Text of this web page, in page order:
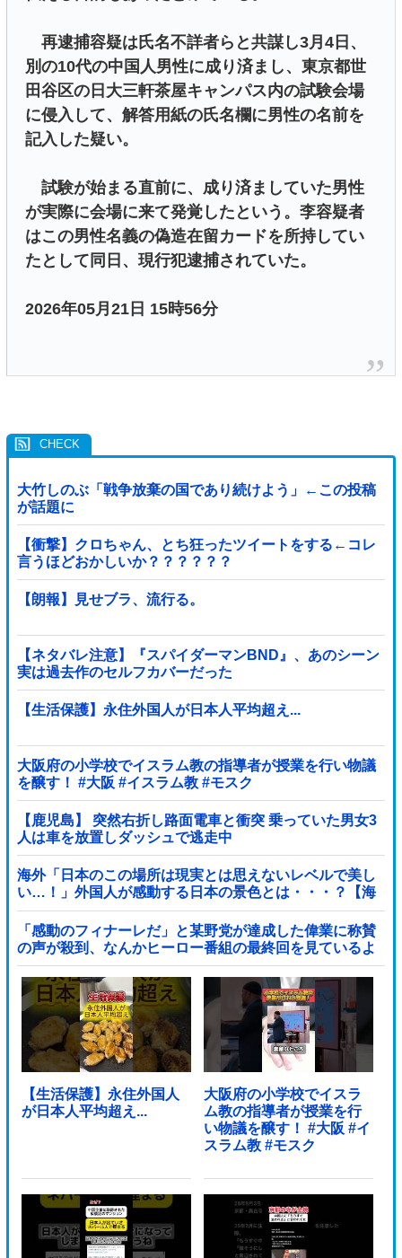
再逮捕容疑は氏名不詳者らと共謀し3月4日、
別の10代の中国人男性に成り済まし、東京都世
田谷区の日大三軒茶屋キャンパス内の試験会場
に侵入して、解答用紙の氏名欄に男性の名前を
記入した疑い。
試験が始まる直前に、成り済ましていた男性
が実際に会場に来て発覚したという。李容疑者
はこの男性名義の偽造在留カードを所持してい
たとして同日、現行犯逮捕されていた。
2026年05月21日 15時56分
大竹しのぶ「戦争放棄の国であり続けよう」←この投稿
が話題に
【衝撃】クロちゃん、とち狂ったツイートをする←コレ
言うほどおかしいか？？？？？？
【朗報】見せブラ、流行る。
【ネタバレ注意】『スパイダーマンBND』、あのシーン
実は過去作のセルフカバーだった
【生活保護】永住外国人が日本人平均超え...
大阪府の小学校でイスラム教の指導者が授業を行い物議
を醸す！ #大阪 #イスラム教 #モスク
【鹿児島】 突然右折し路面電車と衝突 乗っていた男女3
人は車を放置しダッシュで逃走中
海外「日本のこの場所は現実とは思えないレベルで美し
い…！」外国人が感動する日本の景色とは・・・？【海
外の反応】
「感動のフィナーレだ」と某野党が達成した偉業に称賛
の声が殺到、なんかヒーロー番組の最終回を見ているよ
うな気分に……他
【生活保護】永住外国人
が日本人平均超え...
大阪府の小学校でイスラ
ム教の指導者が授業を行
い物議を醸す！ #大阪 #イ
スラム教 #モスク